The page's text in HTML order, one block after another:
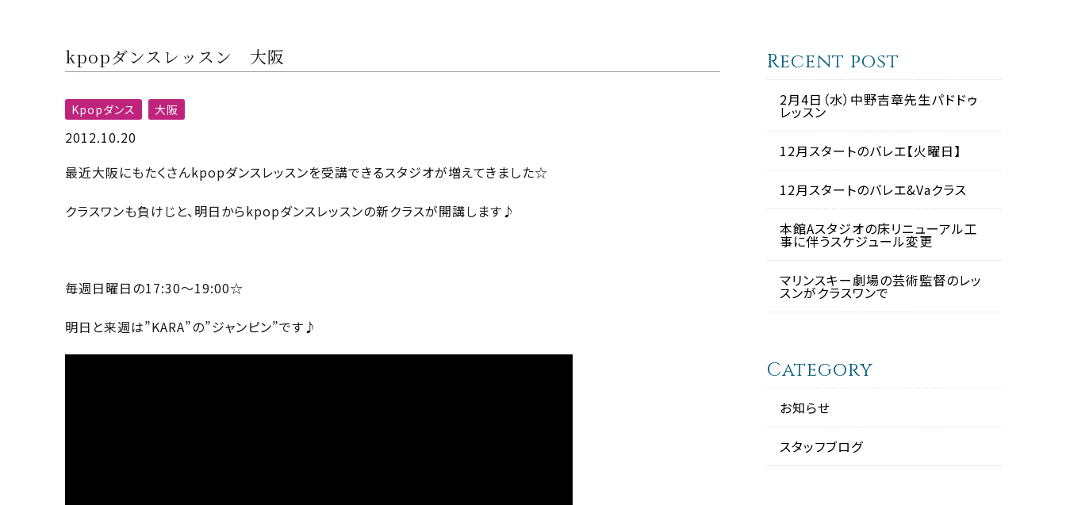
kpopダンスレッスン 大阪
Kpopダンス 大阪
2012.10.20
最近大阪にもたくさんkpopダンスレッスンを受講できるスタジオが増えてきました☆
クラスワンも負けじと、明日からkpopダンスレッスンの新クラスが開講します♪
毎週日曜日の17:30〜19:00☆
明日と来週は”KARA”の”ジャンピン”です♪
Recent post
2月4日（水）中野吉章先生パドドゥ
レッスン
12月スタートのバレエ【火曜日】
12月スタートのバレエ&Vaクラス
本館Aスタジオの床リニューアル工
事に伴うスケジュール変更
マリンスキー劇場の芸術監督のレッ
スンがクラスワンで
Category
お知らせ
スタッフブログ